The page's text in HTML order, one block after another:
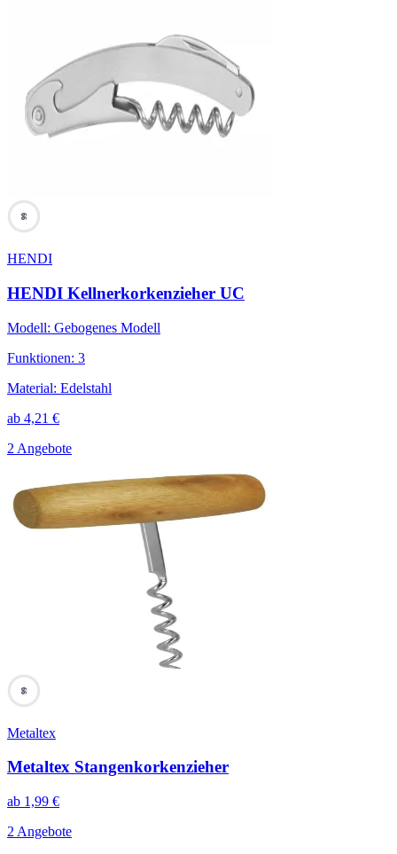
66
HENDI
HENDI Kellnerkorkenzieher UC
Modell: Gebogenes Modell
Funktionen: 3
Material: Edelstahl
ab 4,21 €
2 Angebote
66
Metaltex
Metaltex Stangenkorkenzieher
ab 1,99 €
2 Angebote